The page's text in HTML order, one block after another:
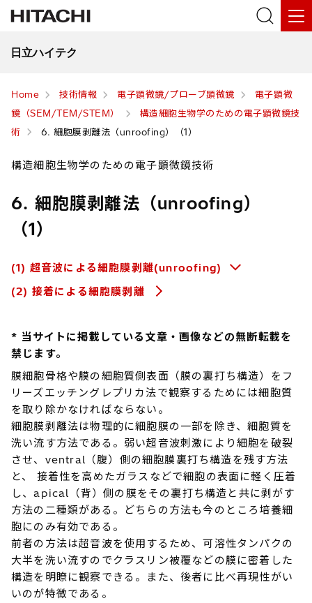
日立ハイテク
Home 技術情報 電子顕微鏡/プローブ顕微鏡
電子顕微
鏡（SEM/TEM/STEM）
構造細胞生物学のための電子顕微鏡技
術
6. 細胞膜剥離法（unroofing）（1）
構造細胞生物学のための電子顕微鏡技術
6. 細胞膜剥離法（unroofing）
（1）
(1) 超音波による細胞膜剥離(unroofing)
(2) 接着による細胞膜剥離
* 当サイトに掲載している文章・画像などの無断転載を
禁じます。
膜細胞骨格や膜の細胞質側表面（膜の裏打ち構造）をフ
リーズエッチングレプリカ法で観察するためには細胞質
を取り除かなければならない。
細胞膜剥離法は物理的に細胞膜の一部を除き、細胞質を
洗い流す方法である。弱い超音波刺激により細胞を破裂
させ、ventral（腹）側の細胞膜裏打ち構造を残す方法
と、 接着性を高めたガラスなどで細胞の表面に軽く圧着
し、apical（背）側の膜をその裏打ち構造と共に剥がす
方法の二種類がある。どちらの方法も今のところ培養細
胞にのみ有効である。
前者の方法は超音波を使用するため、可溶性タンパクの
大半を洗い流すのでクラスリン被覆などの膜に密着した
構造を明瞭に観察できる。また、後者に比べ再現性がい
いのが特徴である。